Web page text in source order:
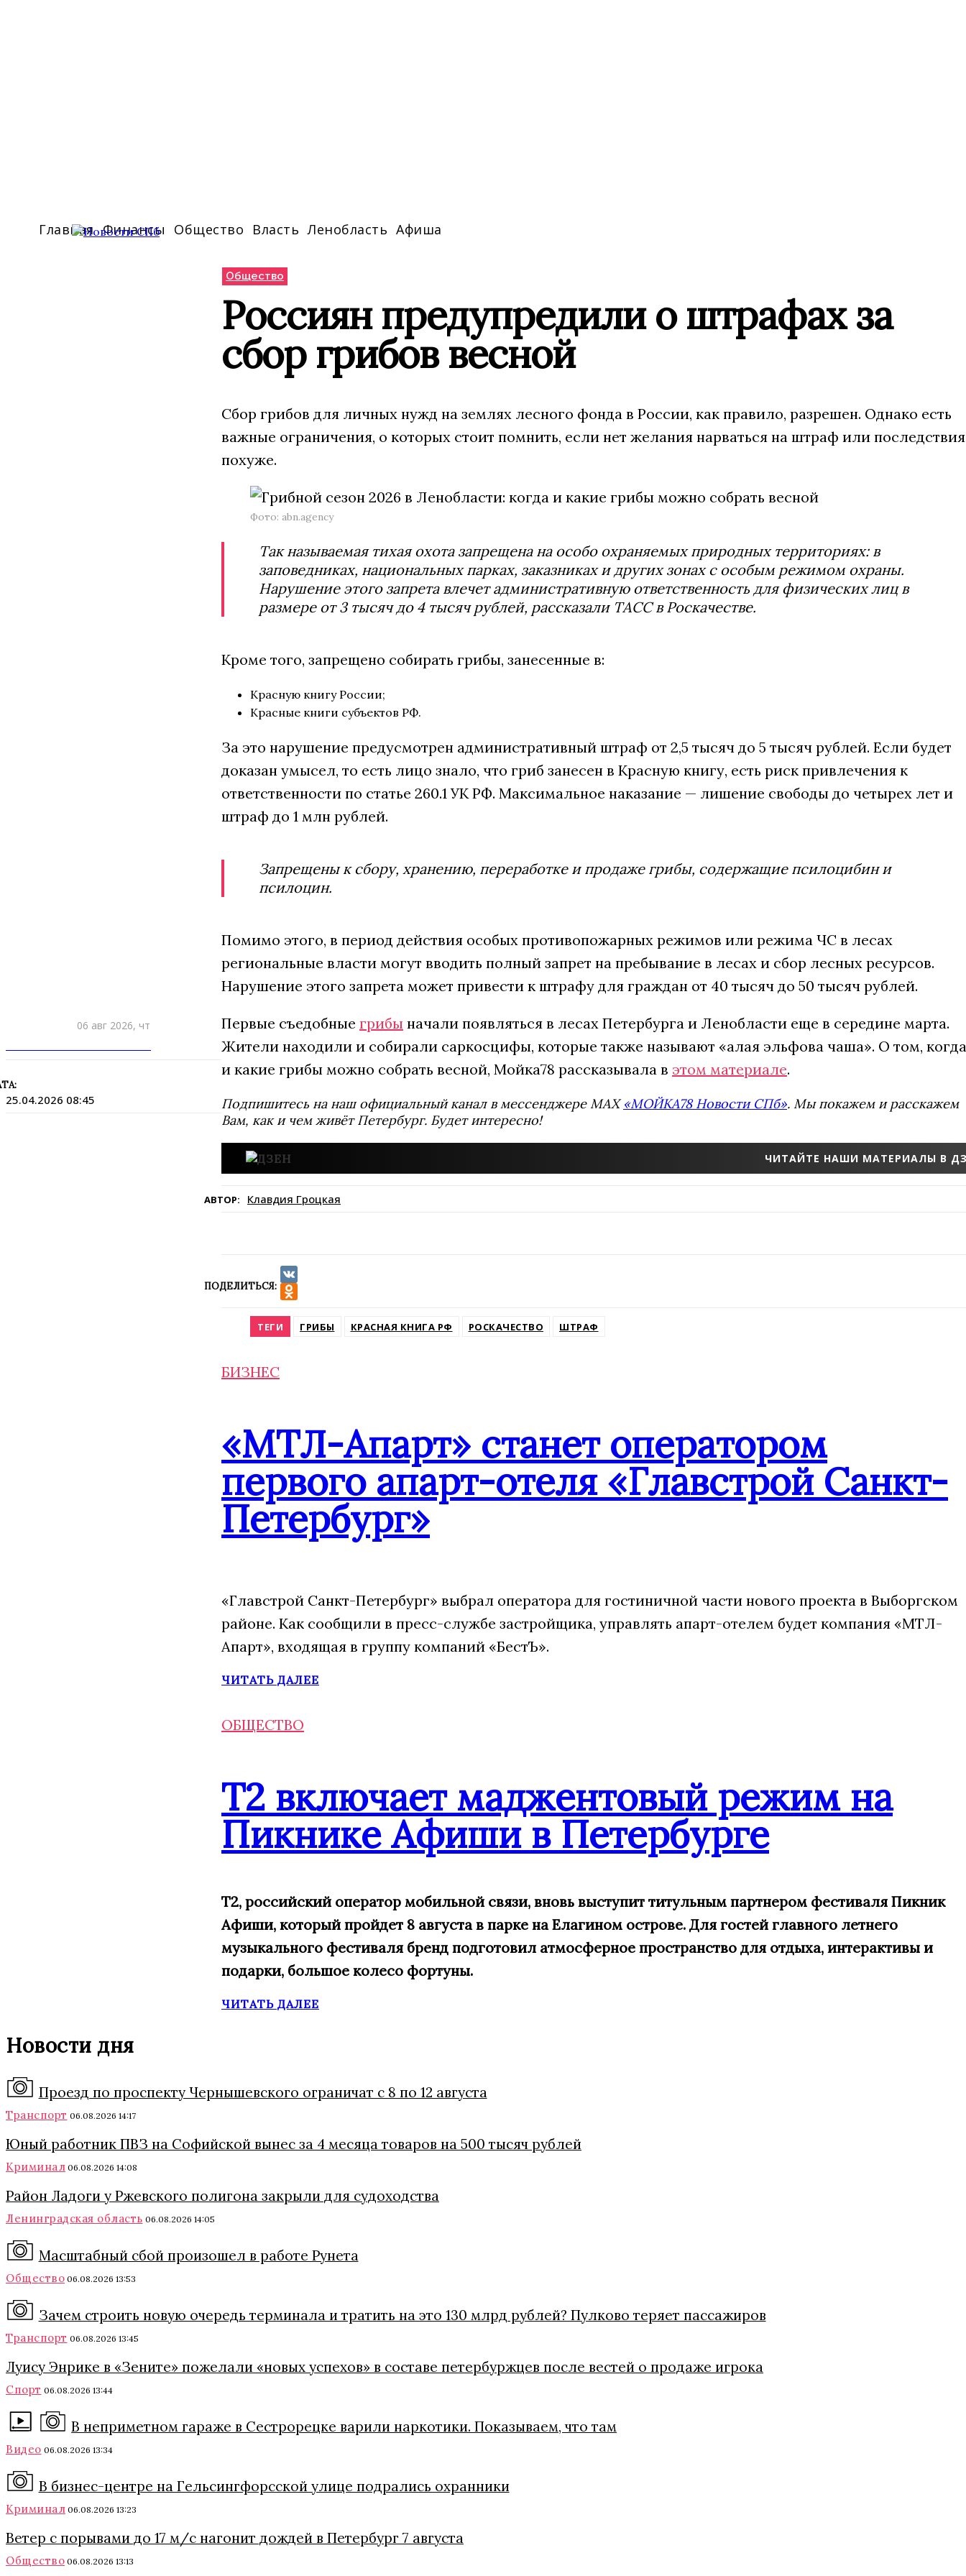
Главная Финансы Общество Власть Ленобласть Афиша
06 авг 2026, чт
25.04.2026 08:45
Общество
Россиян предупредили о штрафах за
сбор грибов весной
Сбор грибов для личных нужд на землях лесного фонда в России, как правило, разрешен. Однако есть
важные ограничения, о которых стоит помнить, если нет желания нарваться на штраф или последствия
похуже.
Фото: abn.agency
Так называемая тихая охота запрещена на особо охраняемых природных территориях: в
заповедниках, национальных парках, заказниках и других зонах с особым режимом охраны.
Нарушение этого запрета влечет административную ответственность для физических лиц в
размере от 3 тысяч до 4 тысяч рублей, рассказали ТАСС в Роскачестве.
Кроме того, запрещено собирать грибы, занесенные в:
Красную книгу России;
Красные книги субъектов РФ.
За это нарушение предусмотрен административный штраф от 2,5 тысяч до 5 тысяч рублей. Если будет
доказан умысел, то есть лицо знало, что гриб занесен в Красную книгу, есть риск привлечения к
ответственности по статье 260.1 УК РФ. Максимальное наказание — лишение свободы до четырех лет и
штраф до 1 млн рублей.
Запрещены к сбору, хранению, переработке и продаже грибы, содержащие псилоцибин и
псилоцин.
Помимо этого, в период действия особых противопожарных режимов или режима ЧС в лесах
региональные власти могут вводить полный запрет на пребывание в лесах и сбор лесных ресурсов.
Нарушение этого запрета может привести к штрафу для граждан от 40 тысяч до 50 тысяч рублей.
Первые съедобные грибы начали появляться в лесах Петербурга и Ленобласти еще в середине марта.
Жители находили и собирали саркосцифы, которые также называют «алая эльфова чаша». О том, когда
и какие грибы можно собрать весной, Мойка78 рассказывала в этом материале.
Подпишитесь на наш официальный канал в мессенджере MAX«МОЙКА78 Новости СПб». Мы покажем и расскажем
Вам, как и чем живёт Петербург. Будет интересно!
ЧИТАЙТЕ НАШИ МАТЕРИАЛЫ В
АВТОР: Клавдия Гроцкая
ПОДЕЛИТЬСЯ:
VK
ТЕГИ ГРИБЫ КРАСНАЯ КНИГА РФ РОСКАЧЕСТВО ШТРАФ
БИЗНЕС
«МТЛ-Апарт» станет оператором
первого апарт-отеля «Главстрой Санкт-
Петербург»
«Главстрой Санкт-Петербург» выбрал оператора для гостиничной части нового проекта в Выборгском
районе. Как сообщили в пресс-службе застройщика, управлять апарт-отелем будет компания «МТЛ-
Апарт», входящая в группу компаний «БестЪ».
ЧИТАТЬ ДАЛЕЕ
ОБЩЕСТВО
Т2 включает маджентовый режим на
Пикнике Афиши в Петербурге
Т2, российский оператор мобильной связи, вновь выступит титульным партнером фестиваля Пикник
Афиши, который пройдет 8 августа в парке на Елагином острове. Для гостей главного летнего
музыкального фестиваля бренд подготовил атмосферное пространство для отдыха, интерактивы и
подарки, большое колесо фортуны.
ЧИТАТЬ ДАЛЕЕ
Новости дня
Проезд по проспекту Чернышевского ограничат с 8 по 12 августа
Транспорт 06.08.2026 14:17
Юный работник ПВЗ на Софийской вынес за 4 месяца товаров на 500 тысяч рублей
Криминал 06.08.2026 14:08
Район Ладоги у Ржевского полигона закрыли для судоходства
Ленинградская область 06.08.2026 14:05
Масштабный сбой произошел в работе Рунета
Общество 06.08.2026 13:53
Зачем строить новую очередь терминала и тратить на это 130 млрд рублей? Пулково теряет пассажиров
Транспорт 06.08.2026 13:45
Луису Энрике в «Зените» пожелали «новых успехов» в составе петербуржцев после вестей о продаже игрока
Спорт 06.08.2026 13:44
В неприметном гараже в Сестрорецке варили наркотики. Показываем, что там
Видео 06.08.2026 13:34
В бизнес-центре на Гельсингфорсской улице подрались охранники
Криминал 06.08.2026 13:23
Ветер с порывами до 17 м/с нагонит дождей в Петербург 7 августа
Общество 06.08.2026 13:13